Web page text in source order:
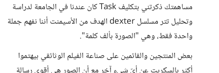
مساهمتك ذكرتني بتكليف Task كان عندنا في الجامعة لدراسة
وتحليل تتر مسلسل dexter الهدف من الأسيمنت أننا نفهم جملة
واحدة فقط، وهي "الصورة بألف كلمة".
بعض المنتجين والقائمين على صناعة الفيلم الوثائقي بيهتموا